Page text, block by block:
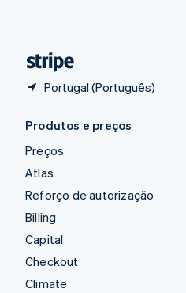
Portugal (Português)
Produtos e preços
Preços
Atlas
Reforço de autorização
Billing
Capital
Checkout
Climate